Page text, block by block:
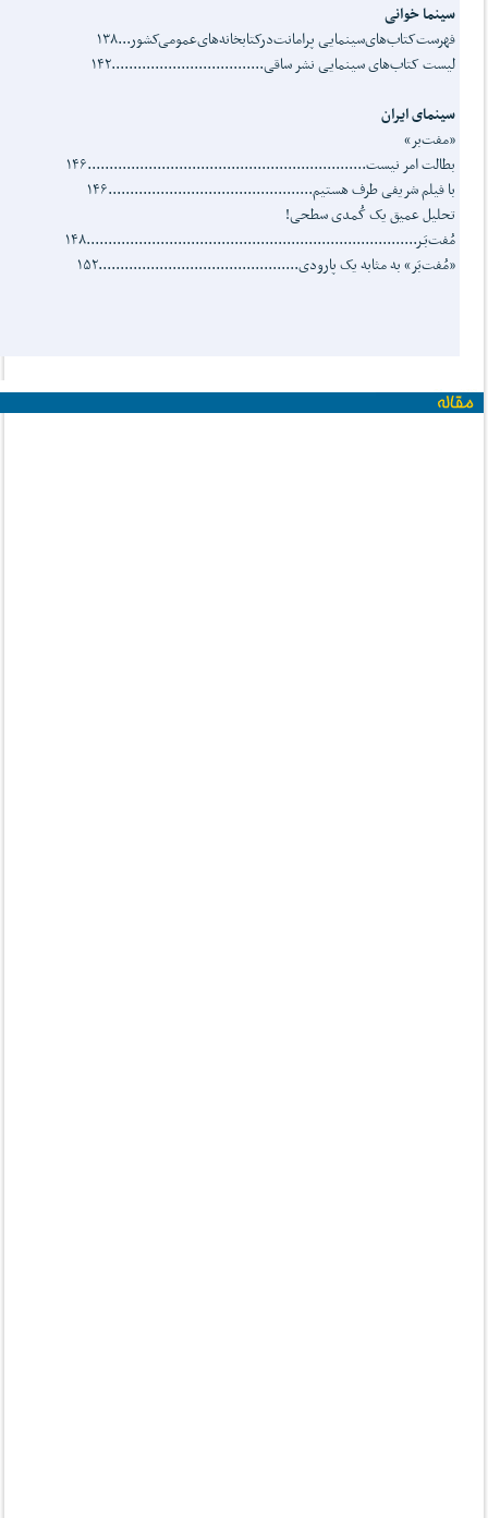
سینما خوانی
فهرست‌کتاب‌های‌سینمایی پر‌امانت‌در‌کتابخانه‌های‌عمومی‌کشور...۱۳۸
لیست کتاب‌های سینمایی نشر ساقی...................................۱۴۲
سینمای ایران
«مفت‌بر»
بطالت امر نیست................................................................۱۴۶
با فیلم شریفی طرف هستیم...............................................۱۴۶
تحلیل عمیق یک کُمدی سطحی!
مُفت‌بَـر............................................................................۱۴۸
«مُفت‌بَر» به مثابه یک پارودی..............................................۱۵۲